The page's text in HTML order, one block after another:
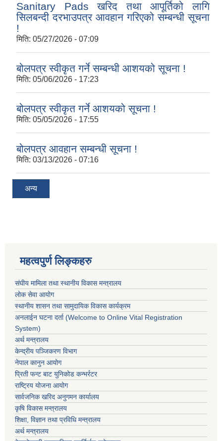
Sanitary Pads खरिद तथा आपूर्तिको लागि
सिलबन्दी दरभाउपत्र आवहान गरिएको सम्बन्धी सूचना
!
मिति: 05/27/2026 - 07:09
बोलपत्र स्वीकृत गर्ने सम्बन्धी आशयको सूचना !
मिति: 05/06/2026 - 17:23
बोलपत्र स्वीकृत गर्ने आशयको सूचना !
मिति: 05/05/2026 - 17:55
बोलपत्र आवहान सम्बन्धी सूचना !
मिति: 03/13/2026 - 07:16
अन्य
महत्वपुर्ण लिङ्कहरु
संघीय मामिला तथा स्थानीय विकास मन्त्रालय
लोक सेवा आयोग
स्थानीय शासन तथा सामुदायिक विकास कार्यक्रम
अनलाईन घटना दर्ता (Welcome to Online Vital Registration
System)
अर्थ मन्त्रालय
केन्द्रीय पञ्जिकरण विभाग
नेपाल कानुन आयोग
प्रिती फन्ट बाट युनिकोड कन्भर्रटर
राष्ट्रिय योजना आयोग
सार्वजनिक खरिद अनुगमन कार्यालय
कृषि विकास मन्त्रालय
शिक्षा, विज्ञान तथा प्रविधि मन्त्रालय
अर्थ मन्त्रालय